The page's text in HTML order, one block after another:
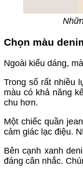
Chọn màu
Ngoài kiểu dáng,
Trong số rất nhiều
màu có khả năng
chu hơn.
Một chiếc quần
cảm giác lạc điệu.
Bên cạnh xanh
đáng cân nhắc.